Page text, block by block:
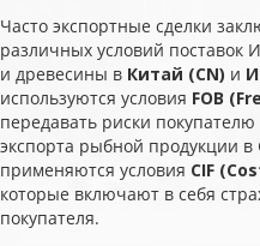
Часто экспортные сделки
различных условий поставок
и древесины в Китай (CN) и
используются условия FOB
передавать риски
экспорта рыбной продукции в
применяются условия CIF
которые включают в себя
покупателя.